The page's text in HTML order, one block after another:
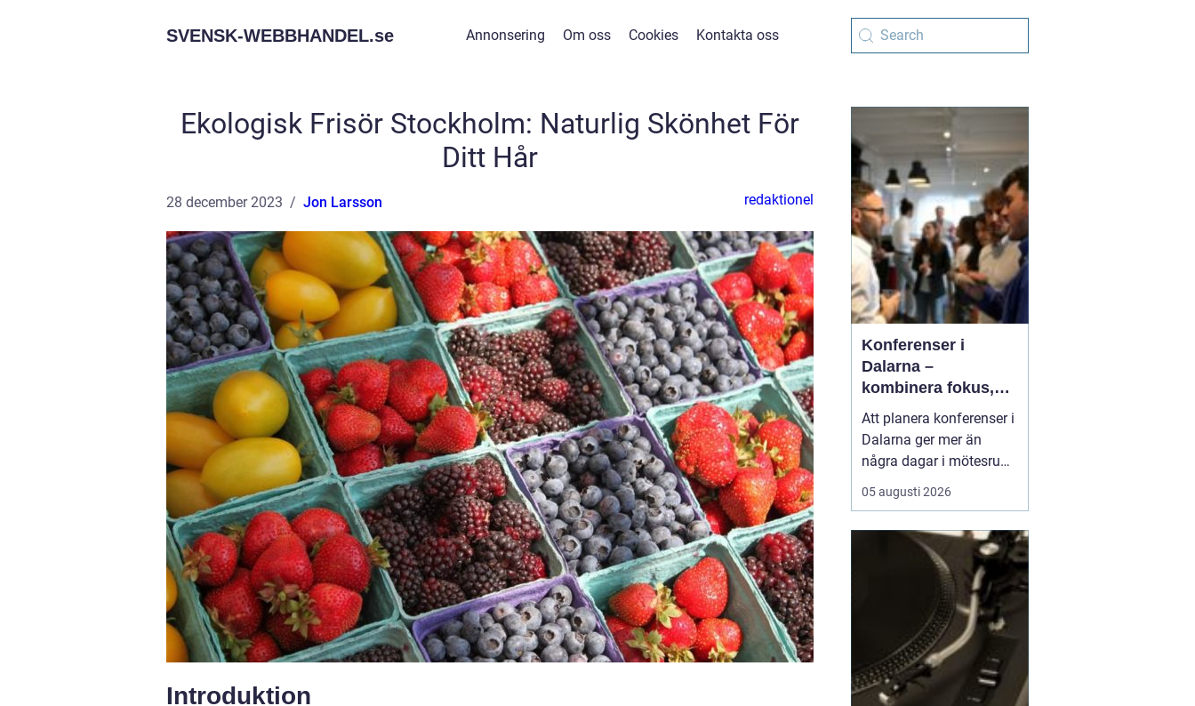
SVENSK-WEBBHANDEL.se Annonsering Om oss Cookies Kontakta oss
Ekologisk Frisör Stockholm: Naturlig Skönhet För
Ditt Hår
28 december 2023 Jon Larsson redaktionel
Introduktion
Konferenser i
Dalarna –
kombinera fokus,
natur och starka
gruppmöten
Att planera konferenser i
Dalarna ger mer än
några dagar i mötesrum.
Många företag söker
miljöer som stärker
och arbetsglädje, och
där är Dalarnas
kombination av kultur, ...
05 augusti 2026